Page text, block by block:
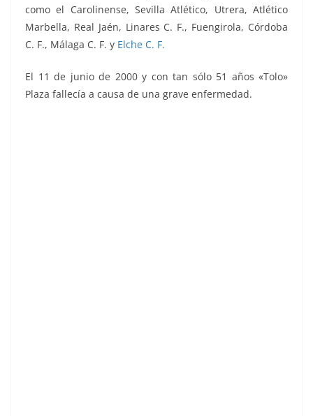
como el Carolinense, Sevilla Atlético, Utrera, Atlético
Marbella, Real Jaén, Linares C. F., Fuengirola, Córdoba
C. F., Málaga C. F. y Elche C. F.
El 11 de junio de 2000 y con tan sólo 51 años «Tolo»
Plaza fallecía a causa de una grave enfermedad.